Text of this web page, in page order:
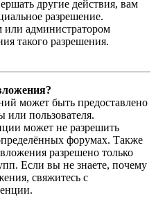
другие действия, вам
разрешение.
или администратором
такого разрешения.
может быть предоставлено
или пользователя.
может не разрешить
форумах. Также
разрешено только
Если вы не знаете, почему
свяжитесь с